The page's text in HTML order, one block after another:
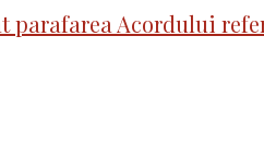
parafarea Acordului